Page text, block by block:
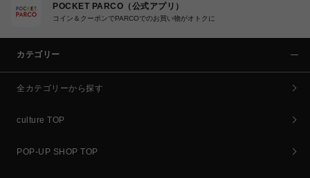
POCKET PARCO（公式アプリ）
コイン＆クーポンでPARCOでのお買い物がオトクに
カテゴリー
全カテゴリーから探す
culture TOP
POP-UP SHOP TOP